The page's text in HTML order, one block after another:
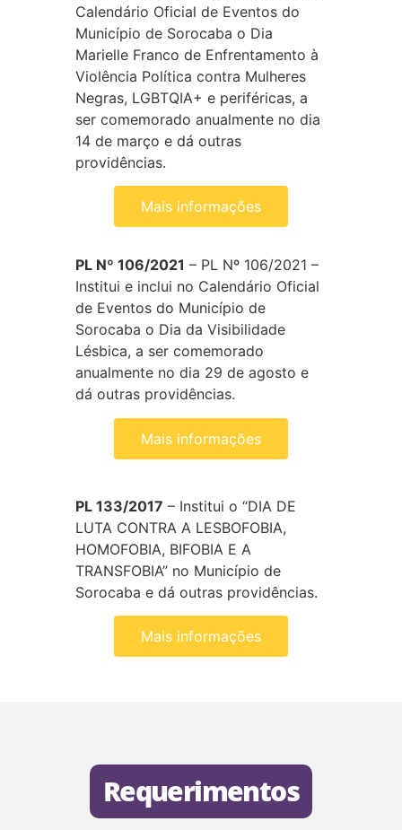
Calendário Oficial de Eventos do
Município de Sorocaba o Dia
Marielle Franco de Enfrentamento à
Violência Política contra Mulheres
Negras, LGBTQIA+ e periféricas, a
ser comemorado anualmente no dia
14 de março e dá outras
providências.
Mais informações
PL Nº 106/2021 – PL Nº 106/2021 –
Institui e inclui no Calendário Oficial
de Eventos do Município de
Sorocaba o Dia da Visibilidade
Lésbica, a ser comemorado
anualmente no dia 29 de agosto e
dá outras providências.
Mais informações
PL 133/2017 – Institui o “DIA DE
LUTA CONTRA A LESBOFOBIA,
HOMOFOBIA, BIFOBIA E A
TRANSFOBIA” no Município de
Sorocaba e dá outras providências.
Mais informações
Requerimentos